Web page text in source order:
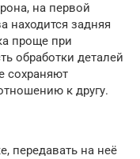
на первой
находится задняя
проще при
обработки деталей
сохраняют
к другу.
передавать на неё